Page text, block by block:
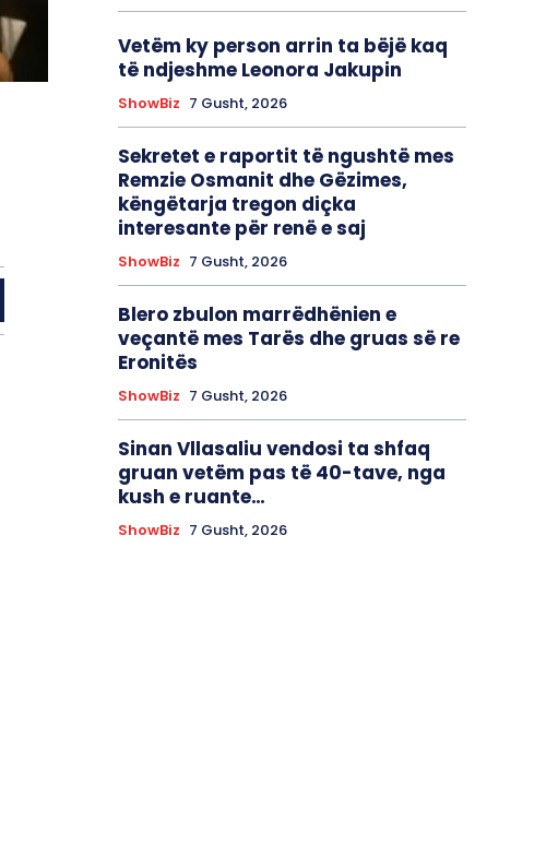
Vetëm ky person arrin ta bëjë kaq
të ndjeshme Leonora Jakupin
ShowBiz 7 Gusht, 2026
Sekretet e raportit të ngushtë mes
Remzie Osmanit dhe Gëzimes,
këngëtarja tregon diçka
interesante për renë e saj
ShowBiz 7 Gusht, 2026
Blero zbulon marrëdhënien e
veçantë mes Tarës dhe gruas së re
Eronitës
ShowBiz 7 Gusht, 2026
Sinan Vllasaliu vendosi ta shfaq
gruan vetëm pas të 40-tave, nga
kush e ruante…
ShowBiz 7 Gusht, 2026